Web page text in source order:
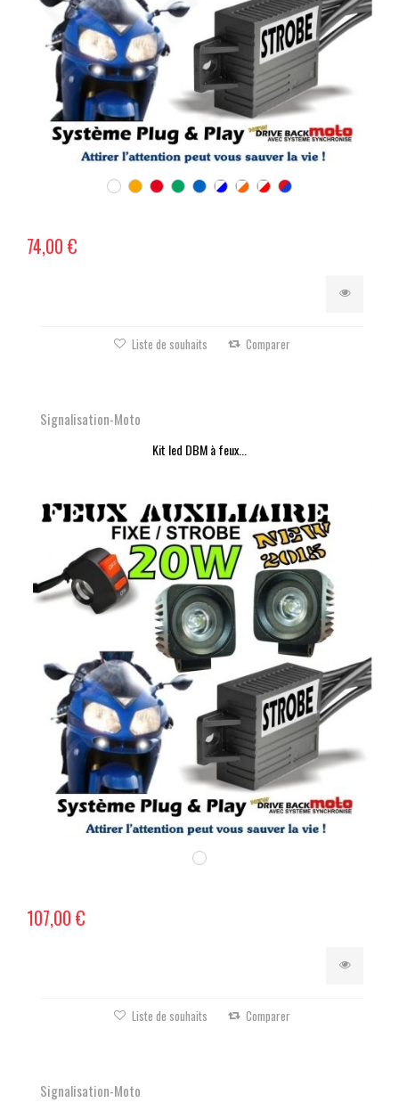
74,00 €
Liste de souhaits Comparer
Signalisation-Moto
Kit led DBM à feux...
107,00 €
Liste de souhaits Comparer
Signalisation-Moto